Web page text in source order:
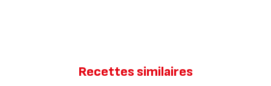
Recettes similaires